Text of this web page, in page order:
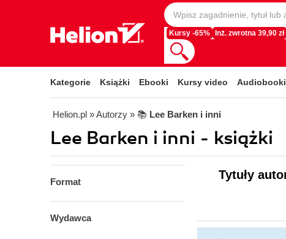
Kursy -65% Inż. zwrotna 39,90 zł
Kategorie Książki Ebooki Kursy video Audiobooki
Helion.pl » Autorzy » 📚 Lee Barken i inni
Lee Barken i inni - książki
Format
Wydawca
Tytuły